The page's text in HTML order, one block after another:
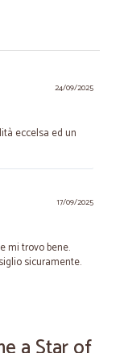
24/09/2025
eccelsa ed un
17/09/2025
mi trovo bene.
sicuramente.